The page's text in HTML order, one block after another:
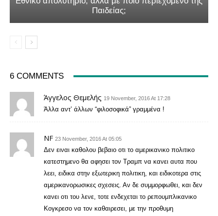
Παιδείας;
6 COMMENTS
Άγγελος Θεμελής 19 November, 2016 At 17:28
Άλλα αντ’ άλλων “φιλοσοφικά” γραμμένα !
NF 23 November, 2016 At 05:05
Δεν ειναι καθολου βεβαιο οτι το αμερικανικο πολιτικο
κατεστημενο θα αφησει τον Τραμπ να κανει αυτα που
λεει, ειδικα στην εξωτερικη πολιτικη, και ειδικοτερα στις
αμερικανορωσικες σχεσεις. Αν δε συμμορφωθει, και δεν
κανει οτι του λενε, τοτε ενδεχεται το ρεπουμπλικανικο
Κογκρεσο να τον καθαιρεσει, με την προθυμη